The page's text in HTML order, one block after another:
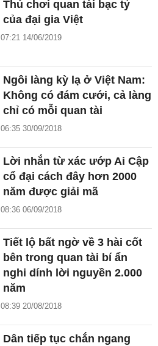
Thú chơi quan tài bạc tỷ
của đại gia Việt
07:21 14/06/2019
Ngôi làng kỳ lạ ở Việt Nam:
Không có đám cưới, cả làng
chỉ có mỗi quan tài
06:35 30/09/2018
Lời nhắn từ xác ướp Ai Cập
cổ đại cách đây hơn 2000
năm được giải mã
08:36 06/09/2018
Tiết lộ bất ngờ về 3 hài cốt
bên trong quan tài bí ẩn
nghi dính lời nguyền 2.000
năm
08:39 20/08/2018
Dân tiếp tục chắn ngang